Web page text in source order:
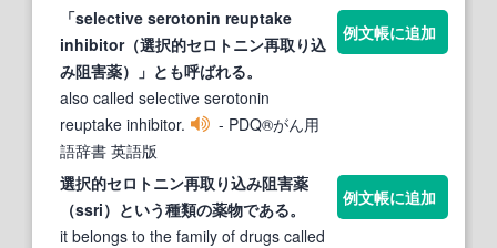
「selective serotonin reuptake
inhibitor（選択的セロトニン再取り込
み阻害薬）」とも呼ばれる。
also called selective serotonin
reuptake inhibitor.
- PDQ®がん用
語辞書 英語版
例文帳に追加
選択的セロトニン再取り込み阻害薬
（ssri）という種類の薬物である。
it belongs to the family of drugs called
例文帳に追加